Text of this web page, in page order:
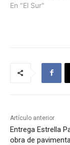
En "El Sur"
Artículo anterior
Entrega Estrella
obra de